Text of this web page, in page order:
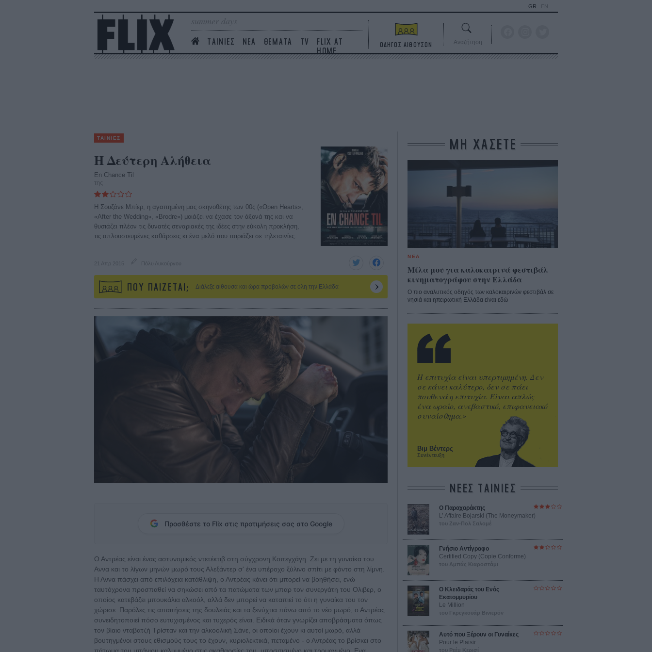
summer days
ΤΑΙΝΙΕΣ ΝΕΑ ΘΕΜΑΤΑ TV
FLIX AT
HOME
GR EN
ΟΔΗΓΟΣ ΑΙΘΟΥΣΩΝ Αναζήτηση
ΤΑΙΝΙΕΣ
Η Δεύτερη Αλήθεια
En Chance Til
της
Η Σουζάνε Μπίερ, η αγαπημένη μας σκηνοθέτης των 00ς («Open Hearts»,
«After the Wedding», «Brodre») μοιάζει να έχασε τον άξονά της και να
θυσιάζει πλέον τις δυνατές σεναριακές της ιδέες στην εύκολη προκλήση,
τις απλουστευμένες καθάρσεις κι ένα μελό που ταιριάζει σε τηλεταινίες.
21 Απρ 2015 Πόλυ Λυκούργου
ΠΟΥ ΠΑΙΖΕΤΑΙ; Διάλεξε αίθουσα και ώρα προβολών σε όλη την Ελλάδα
Προσθέστε το Flix στις προτιμήσεις σας στο Google
Ο Αντρέας είναι ένας αστυνομικός ντετέκτιβ στη σύγχρονη Κοπεγχάγη. Ζει με τη γυναίκα του
Αννα και το λίγων μηνών μωρό τους Αλεξάντερ σ' ένα υπέροχο ξύλινο σπίτι με φόντο στη λίμνη.
Η Αννα πάσχει από επιλόχεια κατάθλιψη, ο Αντρέας κάνει ότι μπορεί να βοηθήσει, ενώ
ταυτόχρονα προσπαθεί να σηκώσει από τα πατώματα των μπαρ τον συνεργάτη του Ολιβερ, ο
οποίος κατεβάζει μπουκάλια αλκοόλ, αλλά δεν μπορεί να καταπιεί το ότι η γυναίκα του τον
χώρισε. Παρόλες τις απαιτήσεις της δουλειάς και τα ξενύχτια πάνω από το νέο μωρό, ο Αντρέας
συνειδητοποιεί πόσο ευτυχισμένος και τυχερός είναι. Ειδικά όταν γνωρίζει αποβράσματα όπως
τον βίαιο νταβατζή Τρίσταν και την αλκοολική Σάνε, οι οποίοι έχουν κι αυτοί μωρό, αλλά
βουτηγμένοι στους εθισμούς τους το έχουν, κυριολεκτικά, πεταμένο - ο Αντρέας το βρίσκει στο
πάτωμα του μπάνιου καλυμμένο στις ακαθαρσίες του, υποσιτισμένο και τρομαγμένο. Ενα
ΜΗ ΧΑΣΕΤΕ
ΝΕΑ
Μίλα μου για καλοκαιρινά φεστιβάλ
κινηματογράφου στην Ελλάδα
Ο πιο αναλυτικός οδηγός των καλοκαιρινών φεστιβάλ σε
νησιά και ηπειρωτική Ελλάδα είναι εδώ
Βιμ Βέντερς
Συνέντευξη
Η επιτυχία είναι υπερτιμημένη. Δεν
σε κάνει καλύτερο, δεν σε πάει
πουθενά η επιτυχία. Είναι απλώς
ένα ωραίο, ανεβαστικό, επιφανειακό
συναίσθημα.»
ΝΕΕΣ ΤΑΙΝΙΕΣ
Ο Παραχαράκτης
L’ Affaire Bojarski (The Moneymaker)
του Ζαν-Πολ Σαλομέ
Γνήσιο Αντίγραφο
Certified Copy (Copie Conforme)
του Αμπάς Κιαροστάμι
Ο Κλειδαράς του Ενός
Εκατομμυρίου
Le Million
του Γκρεγκουάρ Βινιερόν
Αυτό που Ξέρουν οι Γυναίκες
Pour le Plaisir
του Ρεέμ Κερισί